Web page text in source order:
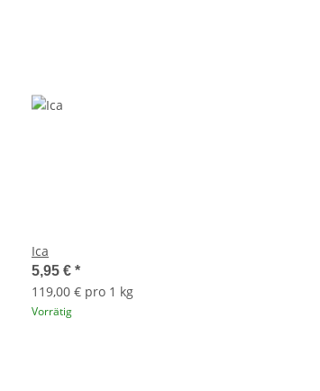
Ica
5,95 € *
119,00 € pro 1 kg
Vorrätig